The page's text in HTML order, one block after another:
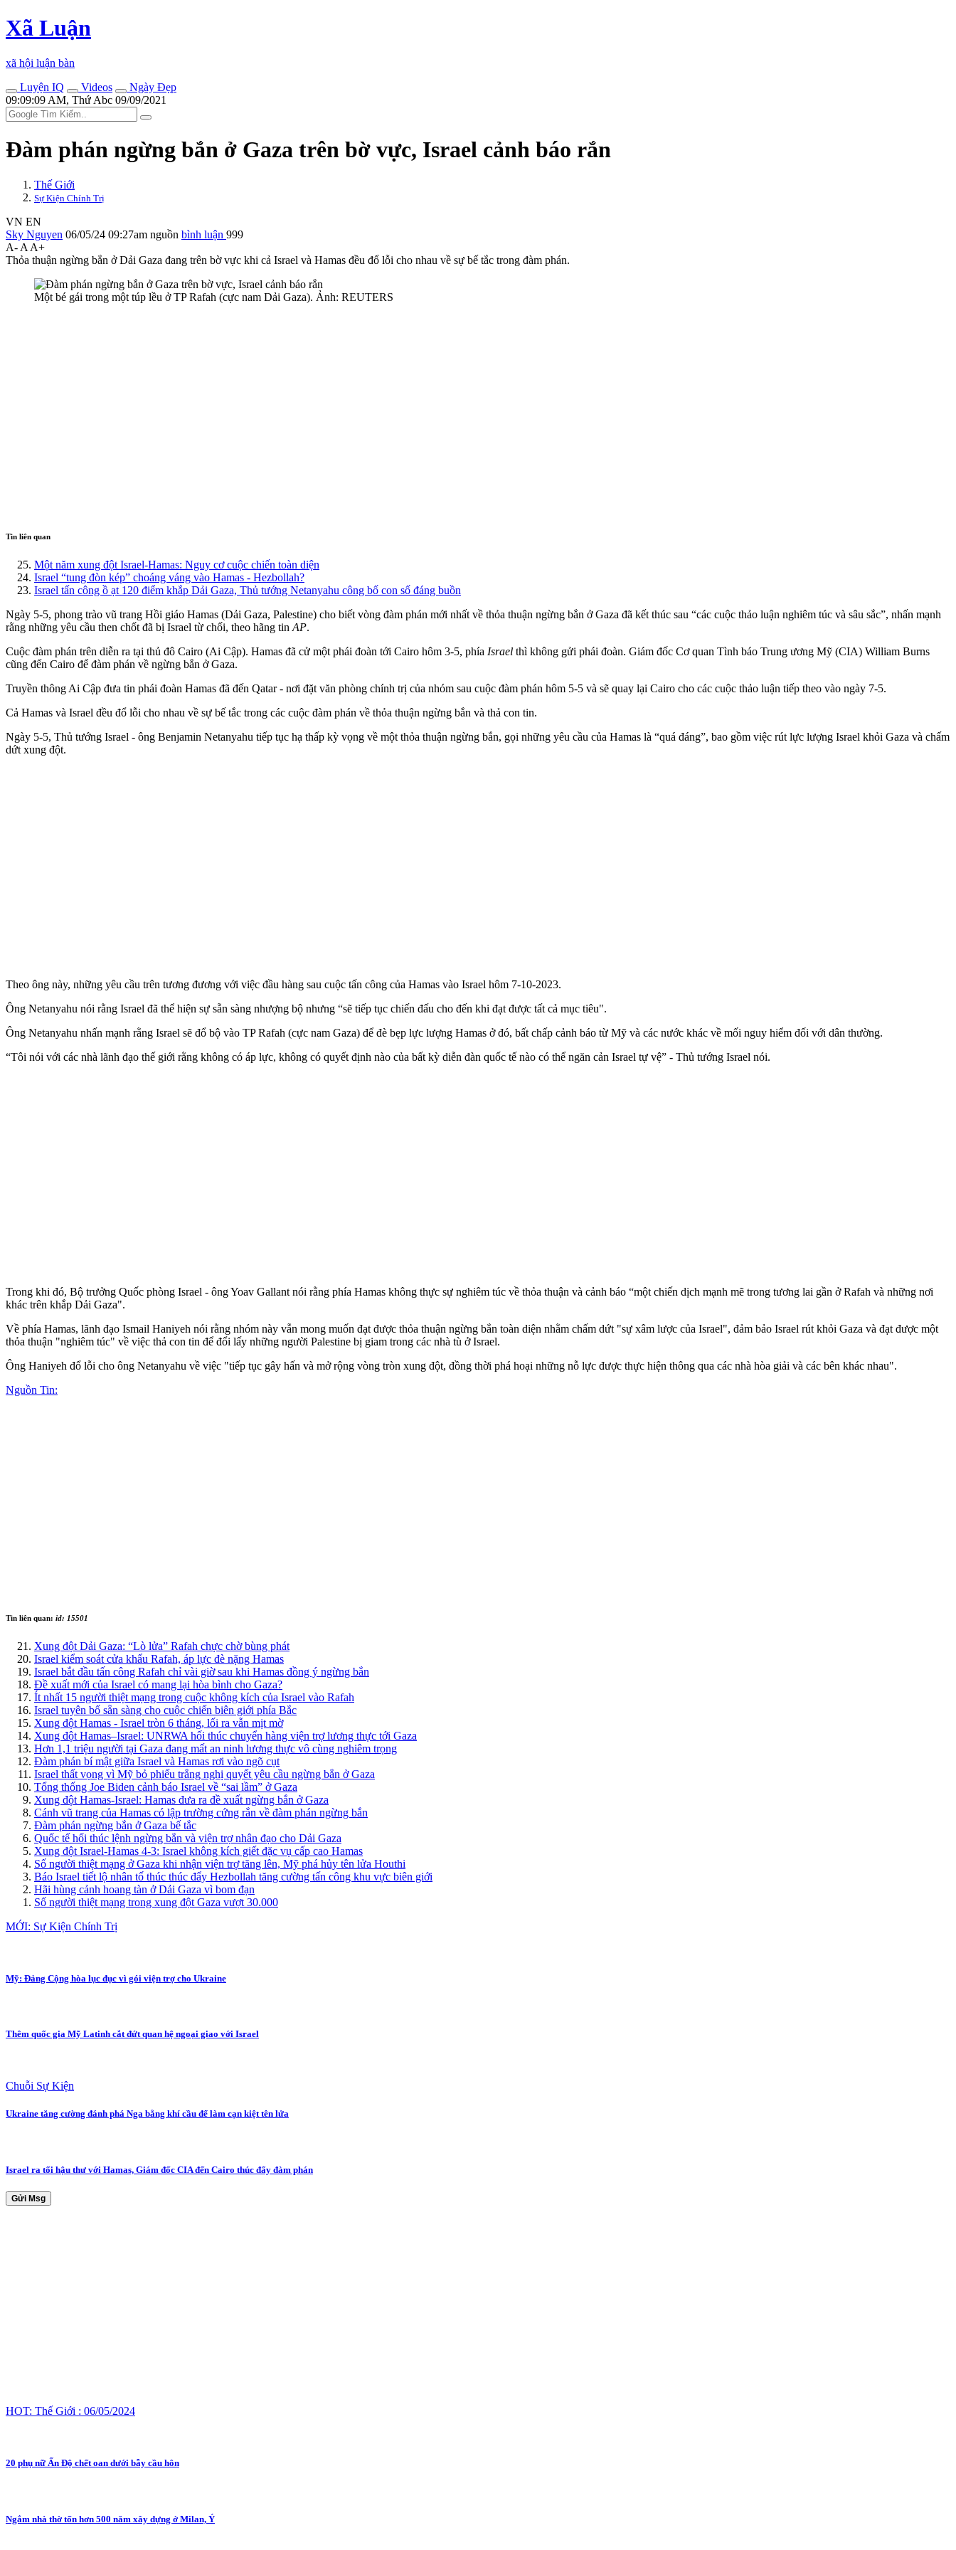
Xã Luận
xã hội luận bàn
Luyện IQ
Videos
Ngày Đẹp
09:09:09 AM, Thứ Abc 09/09/2021
Đàm phán ngừng bắn ở Gaza trên bờ vực, Israel cảnh báo rắn
Thế Giới
Sự Kiện Chính Trị
VN EN
Sky Nguyen 06/05/24 09:27am nguồn bình luận 999
A- A A+
Thỏa thuận ngừng bắn ở Dải Gaza đang trên bờ vực khi cả Israel và Hamas đều đổ lỗi cho nhau về sự bế tắc trong đàm phán.
Một bé gái trong một túp lều ở TP Rafah (cực nam Dải Gaza). Ảnh: REUTERS
Tin liên quan
Một năm xung đột Israel-Hamas: Nguy cơ cuộc chiến toàn diện
Israel “tung đòn kép” choáng váng vào Hamas - Hezbollah?
Israel tấn công ồ ạt 120 điểm khắp Dải Gaza, Thủ tướng Netanyahu công bố con số đáng buồn
Ngày 5-5, phong trào vũ trang Hồi giáo Hamas (Dải Gaza, Palestine) cho biết vòng đàm phán mới nhất về thỏa thuận ngừng bắn ở Gaza đã kết thúc sau “các cuộc thảo luận nghiêm túc và sâu sắc”, nhấn mạnh
rằng những yêu cầu then chốt đã bị Israel từ chối, theo hãng tin AP.
Cuộc đàm phán trên diễn ra tại thủ đô Cairo (Ai Cập). Hamas đã cử một phái đoàn tới Cairo hôm 3-5, phía Israel thì không gửi phái đoàn. Giám đốc Cơ quan Tình báo Trung ương Mỹ (CIA) William Burns
cũng đến Cairo để đàm phán về ngừng bắn ở Gaza.
Truyền thông Ai Cập đưa tin phái đoàn Hamas đã đến Qatar - nơi đặt văn phòng chính trị của nhóm sau cuộc đàm phán hôm 5-5 và sẽ quay lại Cairo cho các cuộc thảo luận tiếp theo vào ngày 7-5.
Cả Hamas và Israel đều đổ lỗi cho nhau về sự bế tắc trong các cuộc đàm phán về thỏa thuận ngừng bắn và thả con tin.
Ngày 5-5, Thủ tướng Israel - ông Benjamin Netanyahu tiếp tục hạ thấp kỳ vọng về một thỏa thuận ngừng bắn, gọi những yêu cầu của Hamas là “quá đáng”, bao gồm việc rút lực lượng Israel khỏi Gaza và chấm
dứt xung đột.
Theo ông này, những yêu cầu trên tương đương với việc đầu hàng sau cuộc tấn công của Hamas vào Israel hôm 7-10-2023.
Ông Netanyahu nói rằng Israel đã thể hiện sự sẵn sàng nhượng bộ nhưng “sẽ tiếp tục chiến đấu cho đến khi đạt được tất cả mục tiêu".
Ông Netanyahu nhấn mạnh rằng Israel sẽ đổ bộ vào TP Rafah (cực nam Gaza) để đè bẹp lực lượng Hamas ở đó, bất chấp cảnh báo từ Mỹ và các nước khác về mối nguy hiểm đối với dân thường.
“Tôi nói với các nhà lãnh đạo thế giới rằng không có áp lực, không có quyết định nào của bất kỳ diễn đàn quốc tế nào có thể ngăn cản Israel tự vệ” - Thủ tướng Israel nói.
Trong khi đó, Bộ trưởng Quốc phòng Israel - ông Yoav Gallant nói rằng phía Hamas không thực sự nghiêm túc về thỏa thuận và cảnh báo “một chiến dịch mạnh mẽ trong tương lai gần ở Rafah và những nơi
khác trên khắp Dải Gaza".
Về phía Hamas, lãnh đạo Ismail Haniyeh nói rằng nhóm này vẫn mong muốn đạt được thỏa thuận ngừng bắn toàn diện nhằm chấm dứt "sự xâ‌m lượ‌c của Israel", đảm bảo Israel rút khỏi Gaza và đạt được một
thỏa thuận "nghiêm túc" về việc thả con tin để đổi lấy những người Palestine bị giam trong các nhà tù ở Israel.
Ông Haniyeh đổ lỗi cho ông Netanyahu về việc "tiếp tục gây hấn và mở rộng vòng tròn xung đột, đồng thời phá hoại những nỗ lực được thực hiện thông qua các nhà hòa giải và các bên khác nhau".
Nguồn Tin:
Tin liên quan: id: 15501
Xung đột Dải Gaza: “Lò lửa” Rafah chực chờ bùng phát
Israel kiểm soát cửa khẩu Rafah, áp lực đè nặng Hamas
Israel bắt đầu tấn công Rafah chỉ vài giờ sau khi Hamas đồng ý ngừng bắn
Đề xuất mới của Israel có mang lại hòa bình cho Gaza?
Ít nhất 15 người thiệt mạng trong cuộc không kích của Israel vào Rafah
Israel tuyên bố sẵn sàng cho cuộc chiến biên giới phía Bắc
Xung đột Hamas - Israel tròn 6 tháng, lối ra vẫn mịt mờ
Xung đột Hamas–Israel: UNRWA hối thúc chuyển hàng viện trợ lương thực tới Gaza
Hơn 1,1 triệu người tại Gaza đang mất an ninh lương thực vô cùng nghiêm trọng
Đàm phán bí mật giữa Israel và Hamas rơi vào ngõ cụt
Israel thất vọng vì Mỹ bỏ phiếu trắng nghị quyết yêu cầu ngừng bắn ở Gaza
Tổng thống Joe Biden cảnh báo Israel về “sai lầm” ở Gaza
Xung đột Hamas-Israel: Hamas đưa ra đề xuất ngừng bắn ở Gaza
Cánh vũ trang của Hamas có lập trường cứng rắn về đàm phán ngừng bắn
Đàm phán ngừng bắn ở Gaza bế tắc
Quốc tế hối thúc lệnh ngừng bắn và viện trợ nhân đạo cho Dải Gaza
Xung đột Israel-Hamas 4-3: Israel không kích giết đặc vụ cấp cao Hamas
Số người thiệt mạng ở Gaza khi nhận viện trợ tăng lên, Mỹ phá hủy tên lửa Houthi
Báo Israel tiết lộ nhân tố thúc thúc đẩy Hezbollah tăng cường tấn công khu vực biên giới
Hãi hùng cảnh hoang tàn ở Dải Gaza vì bom đạn
Số người thiệt mạng trong xung đột Gaza vượt 30.000
MỚI: Sự Kiện Chính Trị
Mỹ: Đảng Cộng hòa lục đục vì gói viện trợ cho Ukraine
Thêm quốc gia Mỹ Latinh cắt đứt quan hệ ngoại giao với Israel
Chuỗi Sự Kiện
Ukraine tăng cường đánh phá Nga bằng khí cầu để làm cạn kiệt tên lửa
Israel ra tối hậu thư với Hamas, Giám đốc CIA đến Cairo thúc đẩy đàm phán
Gửi Msg
HOT: Thế Giới : 06/05/2024
20 phụ nữ Ấn Độ chết oan dưới bẫy cầu hôn
Ngắm nhà thờ tốn hơn 500 năm xây dựng ở Milan, Ý